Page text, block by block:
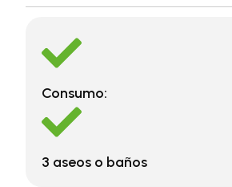
Consumo:
3 aseos o baños